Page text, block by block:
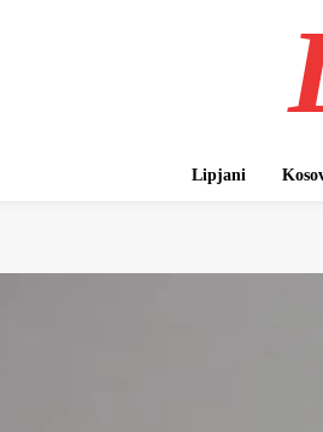
Lipjani